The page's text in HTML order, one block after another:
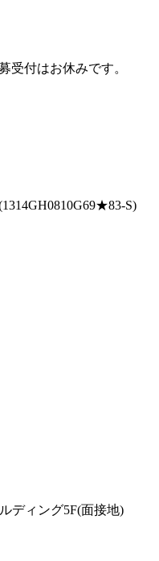
受付はお休みです。
S)
ディング5F(面接地)